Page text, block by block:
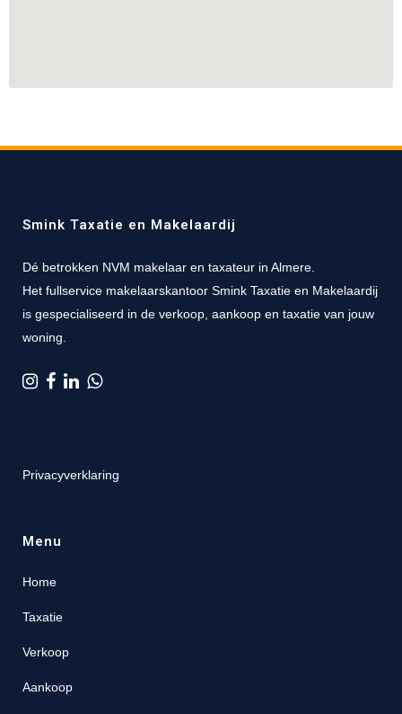
Smink Taxatie en Makelaardij
Dé betrokken NVM makelaar en taxateur in Almere.
Het fullservice makelaarskantoor Smink Taxatie en Makelaardij
is gespecialiseerd in de verkoop, aankoop en taxatie van jouw
woning.
Privacyverklaring
Menu
Home
Taxatie
Verkoop
Aankoop